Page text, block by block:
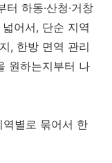
하동·산청·거창
어서, 단순 지역
, 한방 면역 관리
원하는지부터 나
별로 묶어서 한